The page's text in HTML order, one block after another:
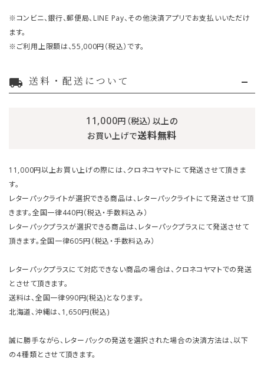
※コンビニ、銀行、郵便局、LINE Pay、その他決済アプリでお支払いいただけ
ます。
※ご利用上限額は、55,000円（税込）です。
local_shipping 送料・配送について
11,000円（税込）以上の
お買い上げで送料無料
11,000円以上お買い上げの際には、クロネコヤマトにて発送させて頂きま
す。
レターパックライトが選択できる商品は、レターパックライトにて発送させて頂
きます。全国一律440円（税込・手数料込み）
レターパックプラスが選択できる商品は、レターパックプラスにて発送させて
頂きます。全国一律605円（税込・手数料込み）
レターパックプラスにて対応できない商品の場合は、クロネコヤマトでの発送
とさせて頂きます。
送料は、全国一律990円(税込)となります。
北海道、沖縄は、1,650円(税込)
誠に勝手ながら、レターパックの発送を選択された場合の決済方法は、以下
の４種類とさせて頂きます。